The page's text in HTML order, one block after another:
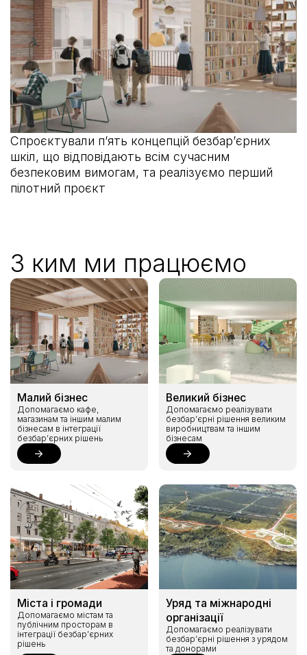
Спроєктували пʼять концепцій безбарʼєрних
шкіл, що відповідають всім сучасним
безпековим вимогам, та реалізуємо перший
пілотний проєкт
З ким ми працюємо
Малий бізнес
Допомагаємо кафе,
магазинам та іншим малим
бізнесам в інтеграції
безбар’єрних рішень
Великий бізнес
Допомагаємо реалізувати
безбар’єрні рішення великим
виробництвам та іншим
бізнесам
Міста і громади
Допомагаємо містам та
публічним просторам в
інтеграції безбар’єрних
рішень
Уряд та міжнародні
організації
Допомагаємо реалізувати
безбар’єрні рішення з урядом
та донорами